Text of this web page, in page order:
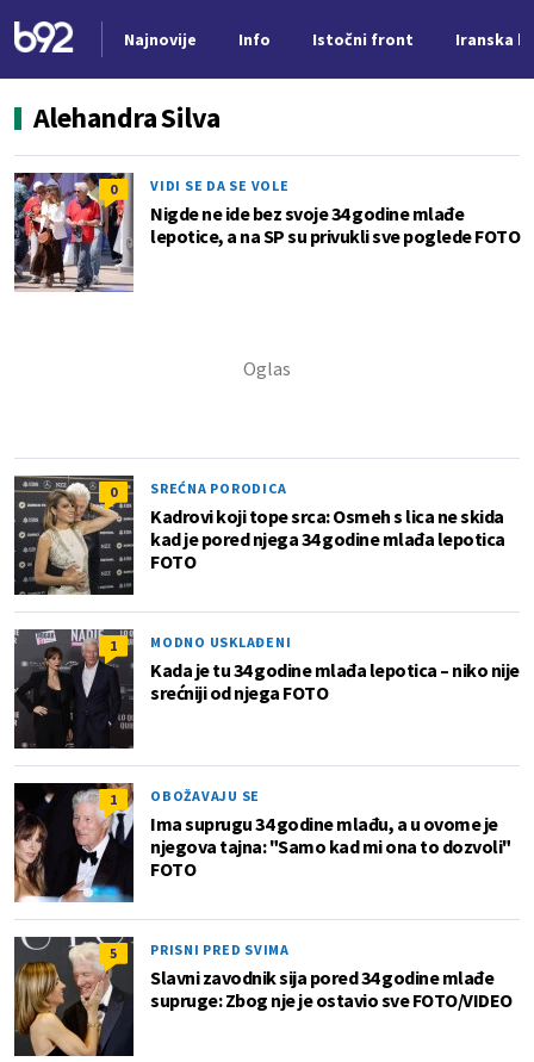
Najnovije Info Istočni front Iranska
Alehandra Silva
0 VIDI SE DA SE VOLE
Nigde ne ide bez svoje 34 godine mlađe
lepotice, a na SP su privukli sve poglede FOTO
0 SREĆNA PORODICA
Kadrovi koji tope srca: Osmeh s lica ne skida
kad je pored njega 34 godine mlađa lepotica
FOTO
1 MODNO USKLAĐENI
Kada je tu 34 godine mlađa lepotica – niko nije
srećniji od njega FOTO
1 OBOŽAVAJU SE
Ima suprugu 34 godine mlađu, a u ovome je
njegova tajna: "Samo kad mi ona to dozvoli"
FOTO
5 PRISNI PRED SVIMA
Slavni zavodnik sija pored 34 godine mlađe
supruge: Zbog nje je ostavio sve FOTO/VIDEO